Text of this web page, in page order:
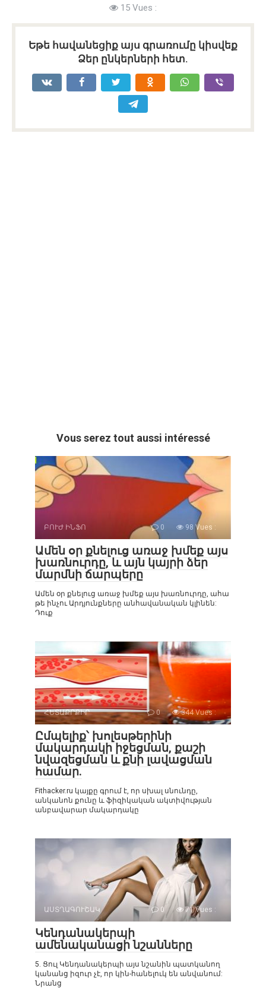
15 Vues :
Եթե հավանեցիք այս գրառումը կիսվեք
Ձեր ընկերների հետ.
Vous serez tout aussi intéressé
ԲՈՒԺ ԻՆՖՈ 0 98 Vues :
Ամեն օր քնելուց առաջ խմեք այս
խառնուրդը, և այն կայրի ձեր
մարմնի ճարպերը
Ամեն օր քնելուց առաջ խմեք այս խառնուրդը, ահա
թե ինչու Արդյունքները անհավանական կլինեն:
Դուք
ՀԵՏԱՔՐՔԻՐ 0 344 Vues :
Ըմպելիք՝ խոլեսթերինի
մակարդակի իջեցման, քաշի
նվազեցման և քնի լավացման
համար.
Fithacker.ru կայքը գրում է, որ սխալ սնունդը,
անկանոն քունը և ֆիզիկական ակտիվության
անբավարար մակարդակը
ԱՍՏՂԱԳՈՒՇԱԿ 0 71 Vues :
Կենդանակերպի
ամենականացի նշանները
5. Ցուլ Կենդանակերպի այս նշանին պատկանող
կանանց իզուր չէ, որ կին-հանելուկ են անվանում:
Նրանց